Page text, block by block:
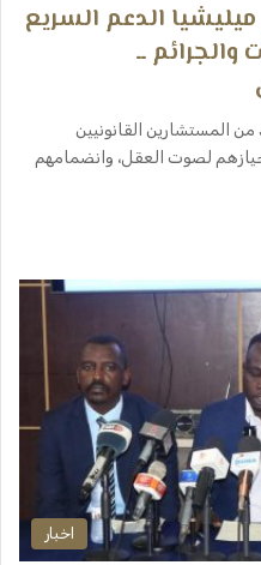
الدعم السريع
ــ
المستشارين القانونيين
لصوت العقل، وانضمامهم
اخبار